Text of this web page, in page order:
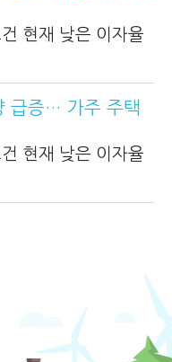
현재 낮은 이자율
급증… 가주 주택
현재 낮은 이자율